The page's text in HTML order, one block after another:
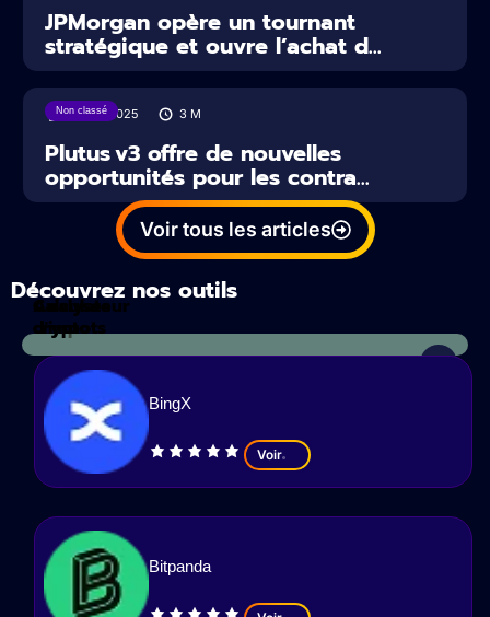
JPMorgan opère un tournant
stratégique et ouvre l’achat d...
Non classé
30/05/2025 3 M
Plutus v3 offre de nouvelles
opportunités pour les contra...
Voir tous les articles
Découvrez nos outils
Calculateur
d'impots
Analyses
crypto
BingX
Voir
Bitpanda